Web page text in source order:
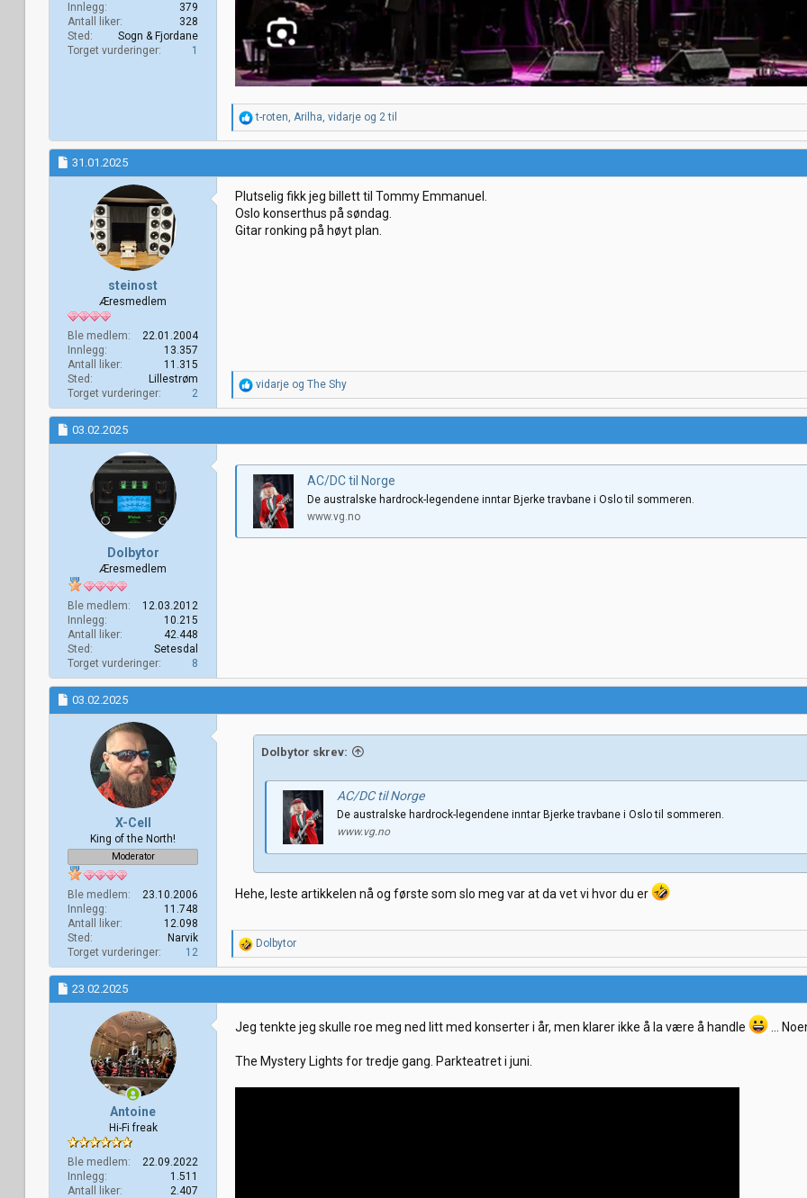
Innlegg
379
Antall liker
328
Sted
Sogn & Fjordane
Torget vurderinger
1
R
e
a
o
n
e
t-roten Arilha vidarje og 2 til
31.01.2025
steinost
Æresmedlem
Ble medlem
22.01.2004
Innlegg
13.357
Antall liker
11.315
Sted
Lillestrøm
Torget vurderinger
2
Plutselig fikk jeg billett til Tommy Emmanuel.
Oslo konserthus på søndag.
Gitar ronking på høyt plan.
R
e
a
o
n
e
r
:
vidarje og The Shy
03.02.2025
Dolbytor
Æresmedlem
Ble medlem
12.03.2012
Innlegg
10.215
Antall liker
42.448
Sted
Setesdal
Torget vurderinger
8
AC/DC til Norge
De australske hardrock-legendene inntar Bjerke travbane i Oslo til sommeren.
www.vg.no
03.02.2025
X-Cell
King of the North!
Moderator
Ble medlem
23.10.2006
Innlegg
11.748
Antall liker
12.098
Sted
Narvik
Torget vurderinger
12
Dolbytor skrev:
AC/DC til Norge
De australske hardrock-legendene inntar Bjerke travbane i Oslo til sommeren.
www.vg.no
Hehe, leste artikkelen nå og første som slo meg var at da vet vi hvor du er
R
e
a
o
e
:
Dolbytor
23.02.2025
Antoine
Hi-Fi freak
Ble medlem
22.09.2022
Innlegg
1.511
Antall liker
2.407
Jeg tenkte jeg skulle roe meg ned litt med konserter i år, men klarer ikke å la være å handle ...
The Mystery Lights for tredje gang. Parkteatret i juni.